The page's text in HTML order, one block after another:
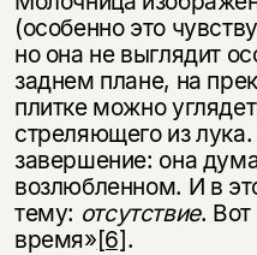
(особенно это
но она не выглядит
заднем плане, на
плитке можно
стреляющего из
завершение: она
возлюбленном. И в
тему: отсутствие.
время»[6].